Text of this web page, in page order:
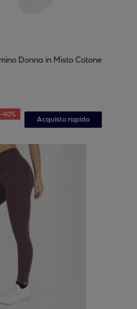
Donna in Misto Cotone
-40%
Acquisto rapido